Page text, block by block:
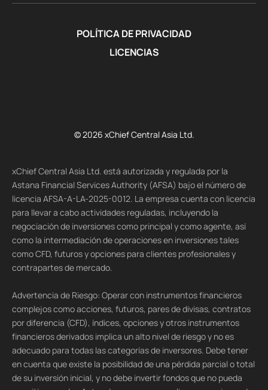
POLÍTICA DE PRIVACIDAD
LICENCIAS
© 2026 xChief Central Asia Ltd.
xChief Central Asia Ltd. está autorizada y regulada por la
Astana Financial Services Authority (AFSA) bajo el número de
licencia AFSA-A-LA-2025-0012. La empresa cuenta con licencia
para llevar a cabo actividades reguladas, incluyendo la
negociación de inversiones como principal y como agente, así
como la intermediación de operaciones en inversiones tales
como CFD, futuros y opciones para clientes profesionales y
contrapartes de mercado.
Advertencia de Riesgo: Operar con instrumentos financieros
complejos como acciones, futuros, pares de divisas, contratos
por diferencia (CFD), índices, opciones y otros instrumentos
financieros derivados implica un alto nivel de riesgo y no es
adecuado para todas las categorías de inversores. Debe tener
en cuenta que existe la posibilidad de una pérdida parcial o total
de su inversión inicial, y no debe invertir fondos que no pueda